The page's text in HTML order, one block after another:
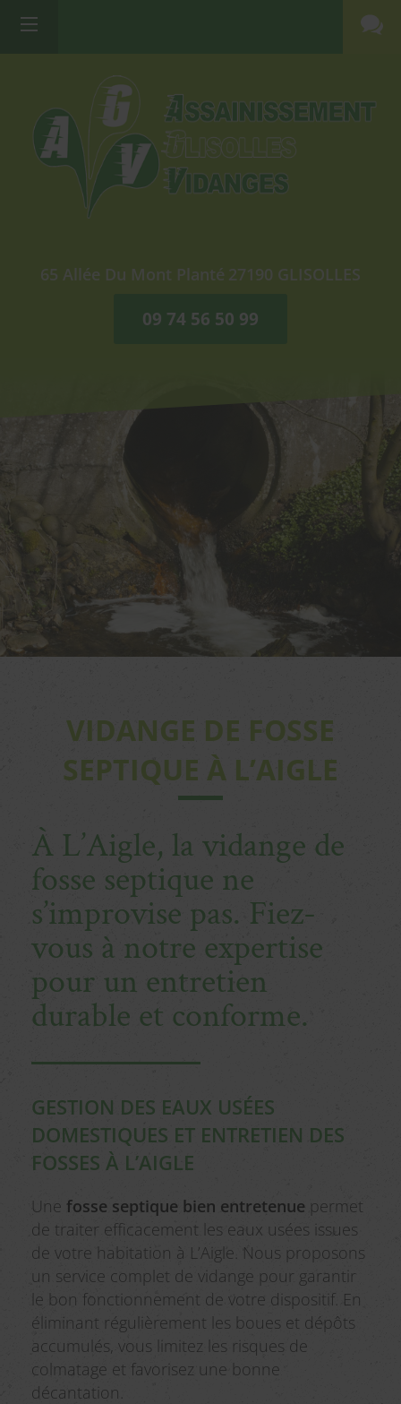
65 Allée Du Mont Planté 27190 GLISOLLES
09 74 56 50 99
VIDANGE DE FOSSE
SEPTIQUE À L’AIGLE
À L’Aigle, la vidange de
fosse septique ne
s’improvise pas. Fiez-
vous à notre expertise
pour un entretien
durable et conforme.
GESTION DES EAUX USÉES
DOMESTIQUES ET ENTRETIEN DES
FOSSES À L’AIGLE
Une fosse septique bien entretenue permet
de traiter efficacement les eaux usées issues
de votre habitation à L’Aigle. Nous proposons
un service complet de vidange pour garantir
le bon fonctionnement de votre dispositif. En
éliminant régulièrement les boues et dépôts
accumulés, vous limitez les risques de
colmatage et favorisez une bonne
décantation.